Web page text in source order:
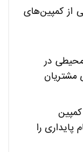
از کمپین‌های
محیطی در
مشتریان
پایداری را